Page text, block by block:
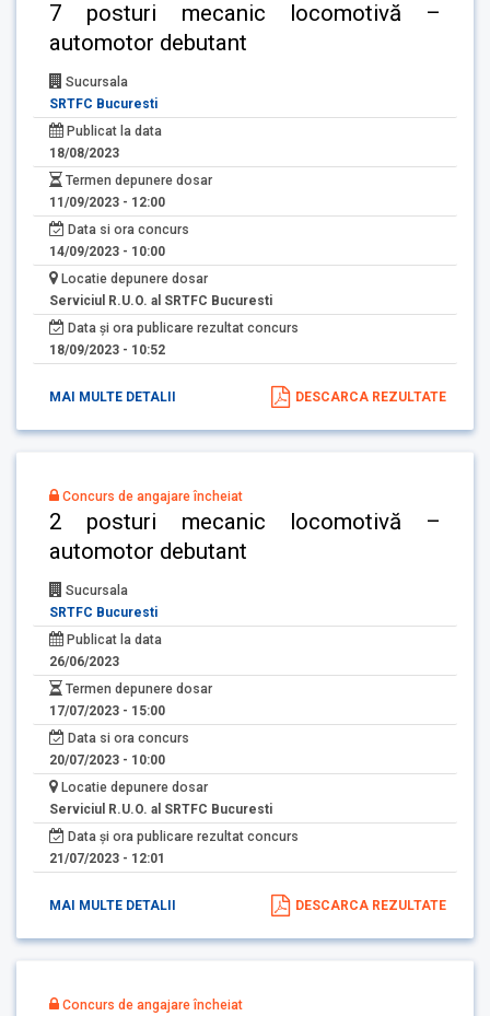
7 posturi mecanic locomotivă –
automotor debutant
Sucursala
SRTFC Bucuresti
Publicat la data
18/08/2023
Termen depunere dosar
11/09/2023 - 12:00
Data si ora concurs
14/09/2023 - 10:00
Locatie depunere dosar
Serviciul R.U.O. al SRTFC Bucuresti
Data și ora publicare rezultat concurs
18/09/2023 - 10:52
MAI MULTE DETALII DESCARCA REZULTATE
Concurs de angajare încheiat
2 posturi mecanic locomotivă –
automotor debutant
Sucursala
SRTFC Bucuresti
Publicat la data
26/06/2023
Termen depunere dosar
17/07/2023 - 15:00
Data si ora concurs
20/07/2023 - 10:00
Locatie depunere dosar
Serviciul R.U.O. al SRTFC Bucuresti
Data și ora publicare rezultat concurs
21/07/2023 - 12:01
MAI MULTE DETALII DESCARCA REZULTATE
Concurs de angajare încheiat